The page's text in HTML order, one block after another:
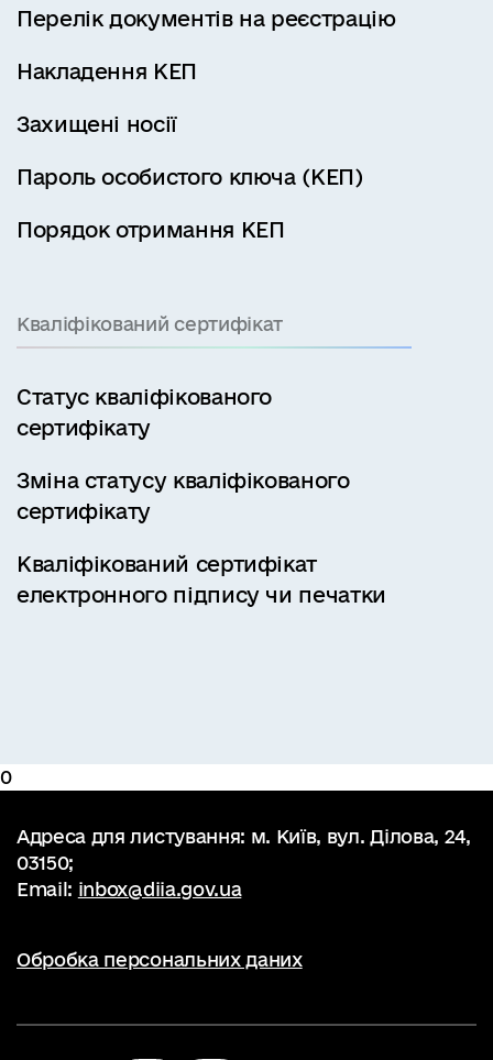
Перелік документів на реєстрацію
Накладення КЕП
Захищені носії
Пароль особистого ключа (КЕП)
Порядок отримання КЕП
Кваліфікований сертифікат
Статус кваліфікованого
сертифікату
Зміна статусу кваліфікованого
сертифікату
Кваліфікований сертифікат
електронного підпису чи печатки
0
Адреса для листування: м. Київ, вул. Ділова, 24,
03150;
Email: inbox@diia.gov.ua
Обробка персональних даних